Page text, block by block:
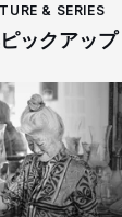
& SERIES
ックアップ